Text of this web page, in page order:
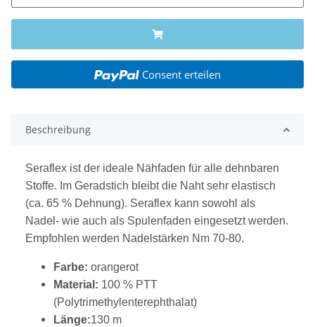
Consent erteilen
Beschreibung
Seraflex ist der ideale Nähfaden für alle dehnbaren
Stoffe. Im Geradstich bleibt die Naht sehr elastisch
(ca. 65 % Dehnung). Seraflex kann sowohl als
Nadel- wie auch als Spulenfaden eingesetzt werden.
Empfohlen werden Nadelstärken Nm 70-80.
Farbe: orangerot
Material: 100 % PTT
(Polytrimethylenterephthalat)
Länge:130 m